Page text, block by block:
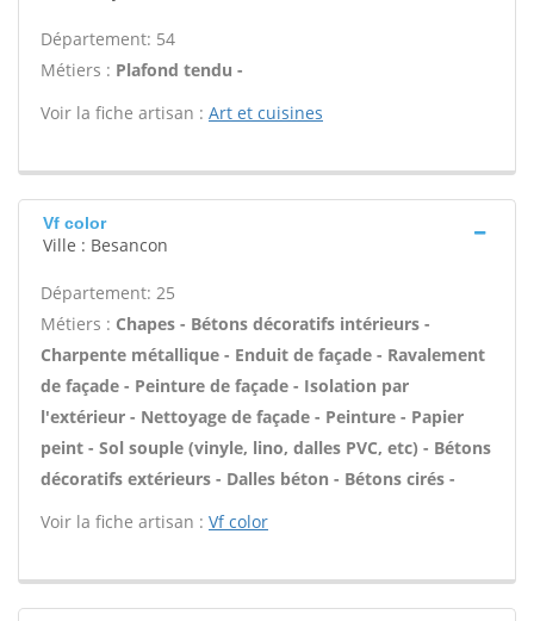
Département: 54
Métiers : Plafond tendu -
Voir la fiche artisan : Art et cuisines
Vf color
Ville : Besancon
Département: 25
Métiers : Chapes - Bétons décoratifs intérieurs -
Charpente métallique - Enduit de façade - Ravalement
de façade - Peinture de façade - Isolation par
l'extérieur - Nettoyage de façade - Peinture - Papier
peint - Sol souple (vinyle, lino, dalles PVC, etc) - Bétons
décoratifs extérieurs - Dalles béton - Bétons cirés -
Voir la fiche artisan : Vf color